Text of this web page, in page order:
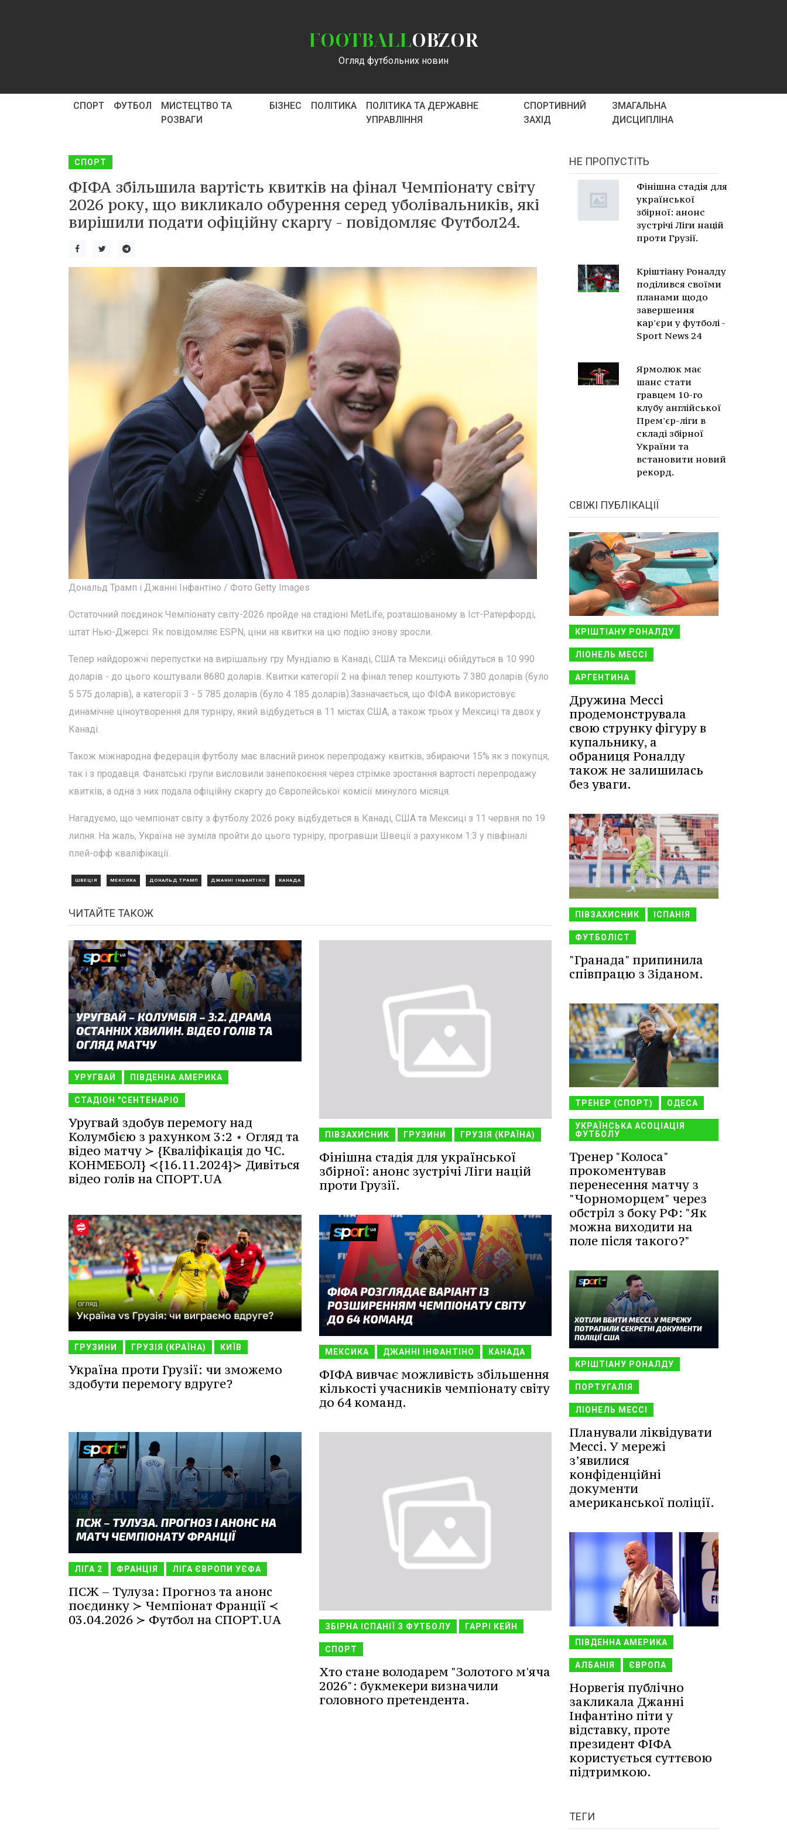
FOOTBALLOBZOR
Огляд футбольних новин
СПОРТ ФУТБОЛ
МИСТЕЦТВО ТА
РОЗВАГИ
БІЗНЕС ПОЛІТИКА
ПОЛІТИКА ТА ДЕРЖАВНЕ
УПРАВЛІННЯ
СПОРТИВНИЙ
ЗАХІД
ЗМАГАЛЬНА
ДИСЦИПЛІНА
СПОРТ
ФІФА збільшила вартість квитків на фінал Чемпіонату світу
2026 року, що викликало обурення серед уболівальників, які
вирішили подати офіційну скаргу - повідомляє Футбол24.
Дональд Трамп і Джанні Інфантіно / Фото Getty Images
Остаточний поєдинок Чемпіонату світу-2026 пройде на стадіоні MetLife, розташованому в Іст-Ратерфорді,
штат Нью-Джерсі. Як повідомляє ESPN, ціни на квитки на цю подію знову зросли.
Тепер найдорожчі перепустки на вирішальну гру Мундіалю в Канаді, США та Мексиці обійдуться в 10 990
доларів - до цього коштували 8680 доларів. Квитки категорії 2 на фінал тепер коштують 7 380 доларів (було
5 575 доларів), а категорії 3 - 5 785 доларів (було 4 185 доларів).Зазначається, що ФІФА використовує
динамічне ціноутворення для турніру, який відбудеться в 11 містах США, а також трьох у Мексиці та двох у
Канаді.
Також міжнародна федерація футболу має власний ринок перепродажу квитків, збираючи 15% як з покупця,
так і з продавця. Фанатські групи висловили занепокоєння через стрімке зростання вартості перепродажу
квитків, а одна з них подала офіційну скаргу до Європейської комісії минулого місяця.
Нагадуємо, що чемпіонат світу з футболу 2026 року відбудеться в Канаді, США та Мексиці з 11 червня по 19
липня. На жаль, Україна не зуміла пройти до цього турніру, програвши Швеції з рахунком 1:3 у півфіналі
плей-офф кваліфікації.
ШВЕЦІЯ МЕКСИКА ДОНАЛЬД ТРАМП ДЖАННІ ІНФАНТІНО КАНАДА
ЧИТАЙТЕ ТАКОЖ
УРУГВАЙ ПІВДЕННА АМЕРИКА
СТАДІОН "СЕНТЕНАРІО
Уругвай здобув перемогу над
Колумбією з рахунком 3:2 ⋆ Огляд та
відео матчу ≻ {Кваліфікація до ЧС.
КОНМЕБОЛ} ≺{16.11.2024}≻ Дивіться
відео голів на СПОРТ.UA
ПІВЗАХИСНИК ГРУЗИНИ ГРУЗІЯ (КРАЇНА)
Фінішна стадія для української
збірної: анонс зустрічі Ліги націй
проти Грузії.
ГРУЗИНИ ГРУЗІЯ (КРАЇНА) КИЇВ
Україна проти Грузії: чи зможемо
здобути перемогу вдруге?
МЕКСИКА ДЖАННІ ІНФАНТІНО КАНАДА
ФІФА вивчає можливість збільшення
кількості учасників чемпіонату світу
до 64 команд.
ЛІГА 2 ФРАНЦІЯ ЛІГА ЄВРОПИ УЄФА
ПСЖ – Тулуза: Прогноз та анонс
поєдинку ≻ Чемпіонат Франції ≺
03.04.2026 ≻ Футбол на СПОРТ.UA
ЗБІРНА ІСПАНІЇ З ФУТБОЛУ ГАРРІ КЕЙН
СПОРТ
Хто стане володарем "Золотого м'яча
2026": букмекери визначили
головного претендента.
НЕ ПРОПУСТІТЬ
Фінішна стадія для
української
збірної: анонс
зустрічі Ліги націй
проти Грузії.
Кріштіану Роналду
поділився своїми
планами щодо
завершення
кар'єри у футболі -
Sport News 24
Ярмолюк має
шанс стати
гравцем 10-го
клубу англійської
Прем'єр-ліги в
складі збірної
України та
встановити новий
рекорд.
СВІЖІ ПУБЛІКАЦІЇ
КРІШТІАНУ РОНАЛДУ
ЛІОНЕЛЬ МЕССІ
АРГЕНТИНА
Дружина Мессі
продемонструвала
свою струнку фігуру в
купальнику, а
обраниця Роналду
також не залишилась
без уваги.
ПІВЗАХИСНИК ІСПАНІЯ
ФУТБОЛІСТ
"Гранада" припинила
співпрацю з Зіданом.
ТРЕНЕР (СПОРТ) ОДЕСА
УКРАЇНСЬКА АСОЦІАЦІЯ
ФУТБОЛУ
Тренер "Колоса"
прокоментував
перенесення матчу з
"Чорноморцем" через
обстріл з боку РФ: "Як
можна виходити на
поле після такого?"
КРІШТІАНУ РОНАЛДУ
ПОРТУГАЛІЯ
ЛІОНЕЛЬ МЕССІ
Планували ліквідувати
Мессі. У мережі
з’явилися
конфіденційні
документи
американської поліції.
ПІВДЕННА АМЕРИКА
АЛБАНІЯ ЄВРОПА
Норвегія публічно
закликала Джанні
Інфантіно піти у
відставку, проте
президент ФІФА
користується суттєвою
підтримкою.
ТЕГИ